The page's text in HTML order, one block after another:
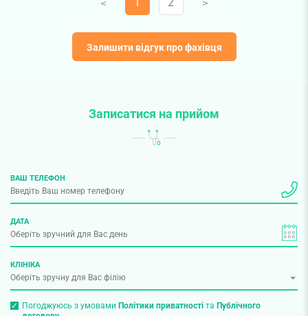
V V
Залишити відгук про фахівця
Записатися на прийом
ВАШ ТЕЛЕФОН
ДАТА
КЛІНІКА
Погоджуюсь з умовами Політики приватностіта Публічного